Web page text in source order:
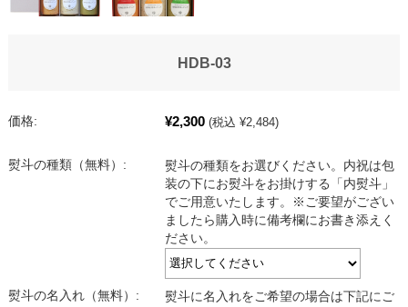
HDB-03
価格: ¥2,300 (税込 ¥2,484)
熨斗の種類（無料）:
熨斗の種類をお選びください。内祝は包
装の下にお熨斗をお掛けする「内熨斗」
でご用意いたします。※ご要望がござい
ましたら購入時に備考欄にお書き添えく
ださい。
熨斗の名入れ（無料）:
熨斗に名入れをご希望の場合は下記にご